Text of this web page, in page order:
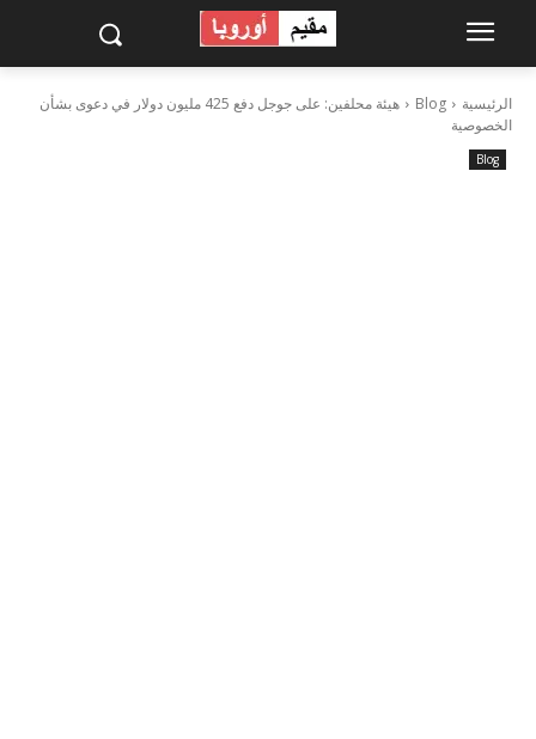
الرئيسية Blog
هيئة محلفين: على جوجل دفع 425 مليون دولار في دعوى بشأن
الخصوصية
Blog